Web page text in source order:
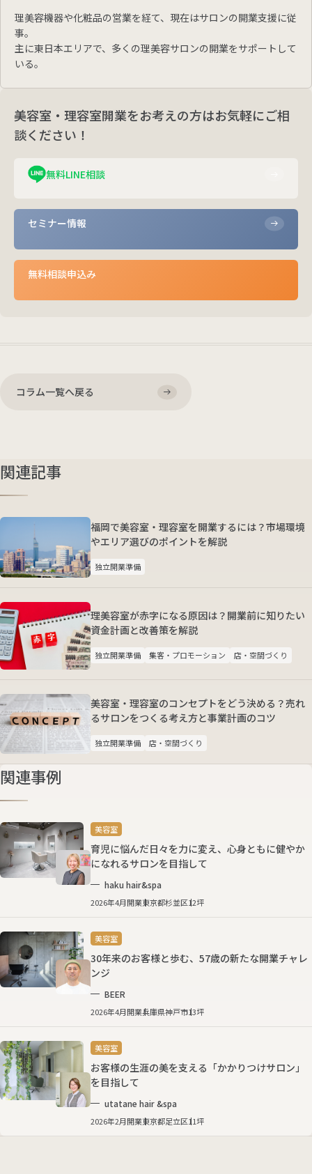
理美容機器や化粧品の営業を経て、現在はサロンの開業支援に従
事。
主に東日本エリアで、多くの理美容サロンの開業をサポートして
いる。
美容室・理容室開業をお考えの方はお気軽にご相
談ください！
無料LINE相談
セミナー情報
無料相談申込み
コラム一覧へ戻る
関連記事
福岡で美容室・理容室を開業するには？市場環境
やエリア選びのポイントを解説
独立開業準備
理美容室が赤字になる原因は？開業前に知りたい
資金計画と改善策を解説
独立開業準備 集客・プロモーション 店・空間づくり
美容室・理容室のコンセプトをどう決める？売れ
るサロンをつくる考え方と事業計画のコツ
独立開業準備 店・空間づくり
関連事例
美容室
育児に悩んだ日々を力に変え、心身ともに健やか
になれるサロンを目指して
haku hair&spa
2026年4月開業東京都杉並区12坪
美容室
30年来のお客様と歩む、57歳の新たな開業チャレ
ンジ
BEER
2026年4月開業兵庫県神戸市13坪
美容室
お客様の生涯の美を支える「かかりつけサロン」
を目指して
utatane hair &spa
2026年2月開業東京都足立区11坪